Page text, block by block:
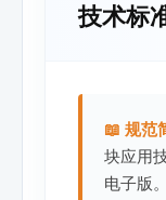
技术标
📖 规范
块应用
电子版